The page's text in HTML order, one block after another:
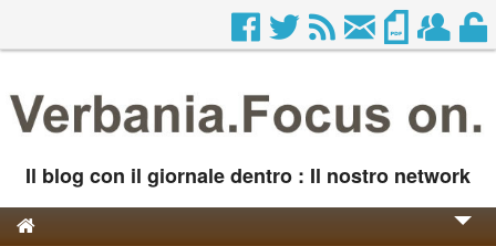
Il blog con il giornale dentro : Il nostro network